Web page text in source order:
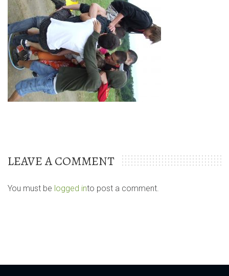
LEAVE A COMMENT
You must be logged into post a comment.